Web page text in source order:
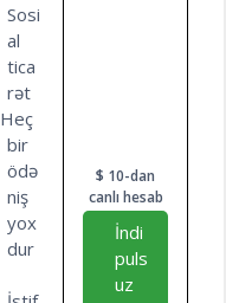
Sosi
al
tica
rət
Heç
bir
ödə
niş
yox
dur
$ 10-dan
canlı hesab
İndi
puls
uz